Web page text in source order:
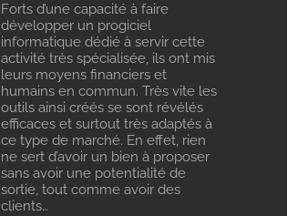
Forts d’une capacité à faire
développer un progiciel
informatique dédié à servir cette
activité très spécialisée, ils ont mis
leurs moyens financiers et
humains en commun. Très vite les
outils ainsi créés se sont révélés
efficaces et surtout très adaptés à
ce type de marché. En effet, rien
ne sert d’avoir un bien à proposer
sans avoir une potentialité de
sortie, tout comme avoir des
clients…